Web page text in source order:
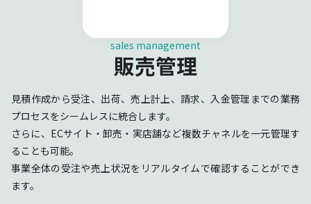
sales management
販売管理
見積作成から受注、出荷、売上計上、請求、入金管理までの業務
プロセスをシームレスに統合します。
さらに、ECサイト・卸売・実店舗など複数チャネルを一元管理す
ることも可能。
事業全体の受注や売上状況をリアルタイムで確認することができ
ます。